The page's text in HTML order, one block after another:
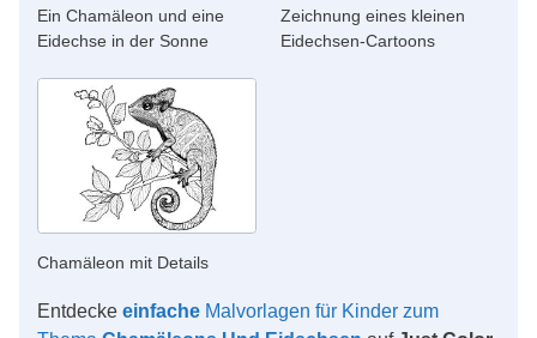
Ein Chamäleon und eine
Eidechse in der Sonne
Zeichnung eines kleinen
Eidechsen-Cartoons
Chamäleon mit Details
Entdecke einfache Malvorlagen für Kinder zum